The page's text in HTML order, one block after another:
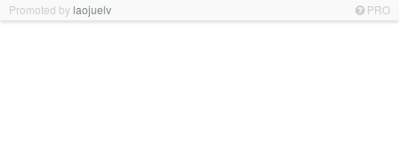
Promoted bylaojuelv PRO